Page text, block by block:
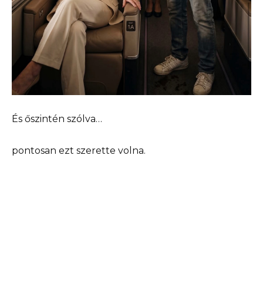
És őszintén szólva…
pontosan ezt szerette volna.